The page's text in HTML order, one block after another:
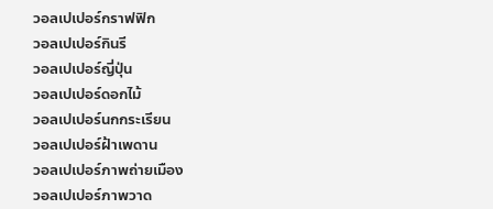
วอลเปเปอร์กราฟฟิก
วอลเปเปอร์กินรี
วอลเปเปอร์ญี่ปุ่น
วอลเปเปอร์ดอกไม้
วอลเปเปอร์นกกระเรียน
วอลเปเปอร์ฝ้าเพดาน
วอลเปเปอร์ภาพถ่ายเมือง
วอลเปเปอร์ภาพวาด